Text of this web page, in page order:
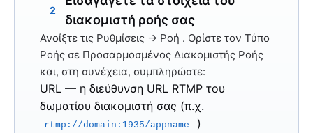
2
διακομιστή ροής σας
Ανοίξτε τις Ρυθμίσεις → Ροή . Ορίστε τον Τύπο
Ροής σε Προσαρμοσμένος Διακομιστής Ροής
και, στη συνέχεια, συμπληρώστε:
URL — η διεύθυνση URL RTMP του
δωματίου διακομιστή σας (π.χ.
rtmp://domain:1935/appname
)